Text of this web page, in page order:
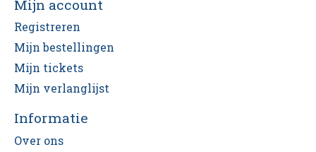
Mijn account
Registreren
Mijn bestellingen
Mijn tickets
Mijn verlanglijst
Informatie
Over ons